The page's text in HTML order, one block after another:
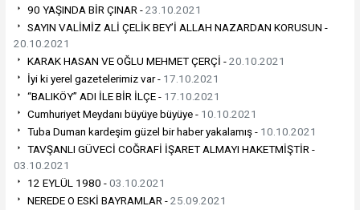
90 YAŞINDA BİR ÇINAR -23.10.2021
SAYIN VALİMİZ ALİ ÇELİK BEY’İ ALLAH NAZARDAN KORUSUN -
20.10.2021
KARAK HASAN VE OĞLU MEHMET ÇERÇİ -20.10.2021
İyi ki yerel gazetelerimiz var - 17.10.2021
“BALIKÖY” ADI İLE BİR İLÇE - 17.10.2021
Cumhuriyet Meydanı büyüye büyüye - 10.10.2021
Tuba Duman kardeşim güzel bir haber yakalamış - 10.10.2021
TAVŞANLI GÜVECİ COĞRAFİ İŞARET ALMAYI HAKETMİŞTİR -
03.10.2021
12 EYLÜL 1980 -03.10.2021
NEREDE O ESKİ BAYRAMLAR -25.09.2021